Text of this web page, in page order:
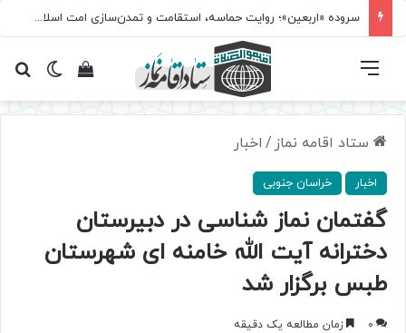
سروده‌ «اربعین»؛ روایت حماسه، استقامت و تمدن‌سازی امت اسلامی
تغییرمشاهده فهرست
ستاد اقامه نماز / اخبار
اخبار خراسان جنوبی
گفتمان نماز شناسی در دبیرستان
دخترانه آیت الله خامنه ای شهرستان
طبس برگزار شد
0 زمان مطالعه یک دقیقه